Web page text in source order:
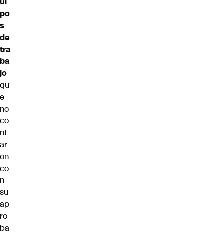
po
s
de
tra
ba
jo
qu
e
no
co
nt
ar
on
co
n
su
ap
ro
ba